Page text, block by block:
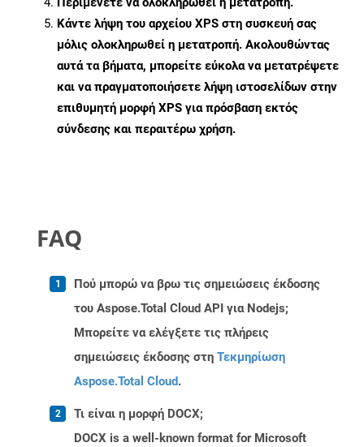
Κάντε λήψη του αρχείου XPS στη συσκευή σας
μόλις ολοκληρωθεί η μετατροπή. Ακολουθώντας
αυτά τα βήματα, μπορείτε εύκολα να μετατρέψετε
και να πραγματοποιήσετε λήψη ιστοσελίδων στην
επιθυμητή μορφή XPS για πρόσβαση εκτός
σύνδεσης και περαιτέρω χρήση.
FAQ
Πού μπορώ να βρω τις σημειώσεις έκδοσης
του Aspose.Total Cloud API για Nodejs;
Μπορείτε να ελέγξετε τις πλήρεις
σημειώσεις έκδοσης στη Τεκμηρίωση
Aspose.Total Cloud.
Τι είναι η μορφή DOCX;
DOCX is a well-known format for Microsoft